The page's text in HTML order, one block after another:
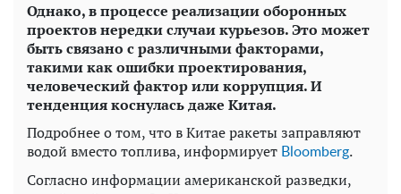
Однако, в процессе реализации оборонных
проектов нередки случаи курьезов. Это может
быть связано с различными факторами,
такими как ошибки проектирования,
человеческий фактор или коррупция. И
тенденция коснулась даже Китая.
Подробнее о том, что в Китае ракеты заправляют
водой вместо топлива, информирует Bloomberg.
Согласно информации американской разведки,